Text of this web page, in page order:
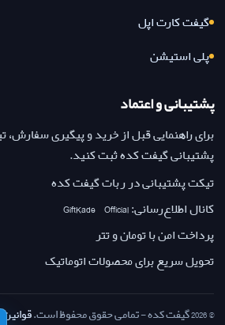
گیفت کارت اپل
پلی استیشن
پشتیبانی و اعتماد
برای راهنمایی قبل از خرید و پیگیری سفارش،
پشتیبانی گیفت کده ثبت کنید.
تیکت پشتیبانی در ربات گیفت کده
کانال اطلاع‌رسانی: GiftKade_Official
پرداخت امن با تومان و تتر
تحویل سریع برای محصولات اتوماتیک
© 2026 گیفت کده - تمامی حقوق محفوظ است.